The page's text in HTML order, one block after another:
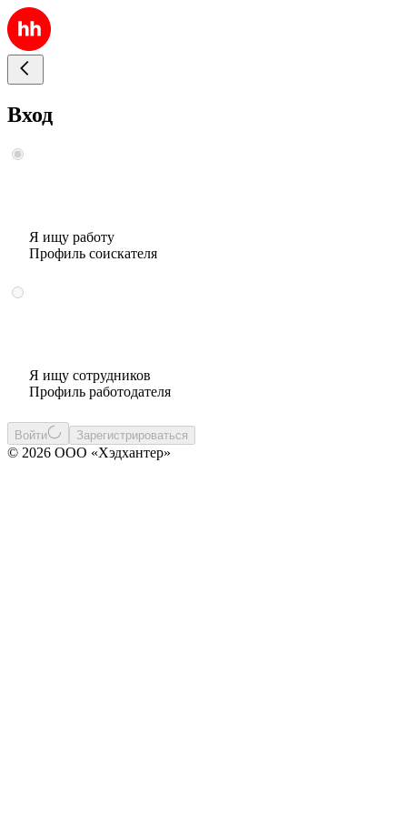
Вход
Я ищу работу
Профиль соискателя
Я ищу сотрудников
Профиль работодателя
Войти Зарегистрироваться
© 2026 ООО «Хэдхантер»